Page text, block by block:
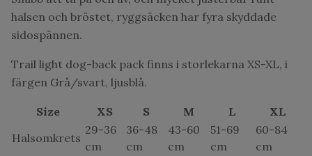
halsen och bröstet, ryggsäcken har fyra skyddade
sidospännen.
Trail light dog-back pack finns i storlekarna XS-XL, i
färgen Grå/svart, ljusblå.
Size XS S M L
XL
Halsomkrets
29-36
cm
36-48
cm
43-60
cm
51-69
cm
60-84
cm